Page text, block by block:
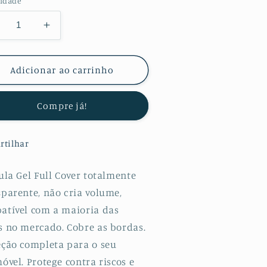
Aumentar
a
quantidade
de
Película
de
Hydrogel
P9
Adicionar ao carrinho
Compre já!
Gel Full Cover totalmente
não cria volume,
com a maioria das
no mercado. Cobre as bordas.
completa para o seu
Protege contra riscos e